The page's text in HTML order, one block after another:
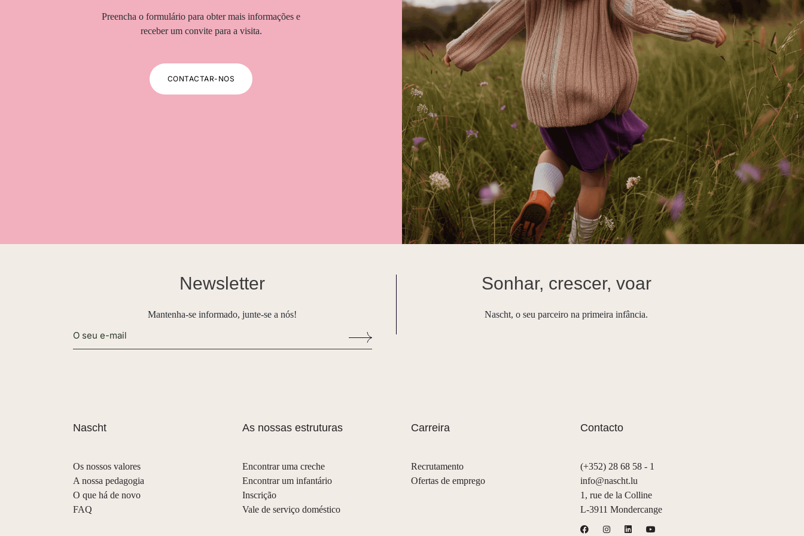
Preencha o formulário para obter mais informações e
receber um convite para a visita.
CONTACTAR-NOS
Newsletter
Mantenha-se informado, junte-se a nós!
Sonhar, crescer, voar
Nascht, o seu parceiro na primeira infância.
Nascht
Os nossos valores
A nossa pedagogia
O que há de novo
FAQ
As nossas estruturas
Encontrar uma creche
Encontrar um infantário
Inscrição
Vale de serviço doméstico
Carreira
Recrutamento
Ofertas de emprego
Contacto
(+352) 28 68 58 - 1
info@nascht.lu
1, rue de la Colline
L-3911 Mondercange